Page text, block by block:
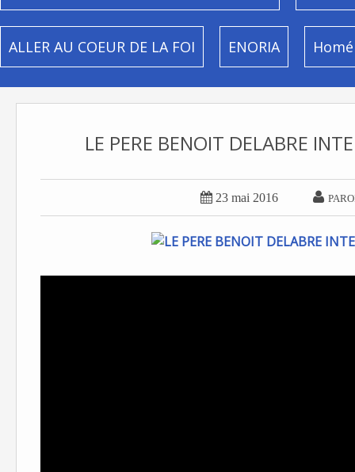
ALLER AU COEUR DE LA FOI ENORIA
LE PERE BENOIT DELABRE
 23 mai 2016 